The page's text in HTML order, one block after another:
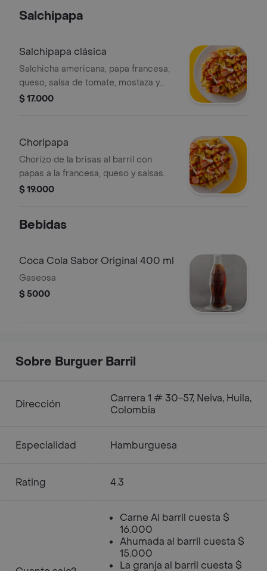
Salchipapa
Salchipapa clásica
Salchicha americana, papa francesa,
queso, salsa de tomate, mostaza y
mayonesa.
$ 17.000
Choripapa
Chorizo de la brisas al barril con
papas a la francesa, queso y salsas.
$ 19.000
Bebidas
Coca Cola Sabor Original 400 ml
Gaseosa
$ 5000
Sobre Burguer Barril
Dirección
Carrera 1 # 30-57, Neiva, Huila,
Colombia
Especialidad Hamburguesa
Rating 4.3
Carne Al barril cuesta $
16.000
Ahumada al barril cuesta $
15.000
La granja al barril cuesta $